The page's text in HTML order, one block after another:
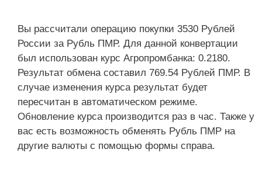
Вы рассчитали операцию покупки 3530 Рублей
России за Рубль ПМР. Для данной конвертации
был использован курс Агропромбанка: 0.2180.
Результат обмена составил 769.54 Рублей ПМР. В
случае изменения курса результат будет
пересчитан в автоматическом режиме.
Обновление курса производится раз в час. Также у
вас есть возможность обменять Рубль ПМР на
другие валюты с помощью формы справа.